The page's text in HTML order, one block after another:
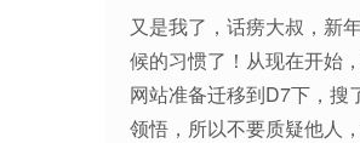
又是我了，话痨大叔，新
候的习惯了！从现在开始
网站准备迁移到D7下，搜
领悟，所以不要质疑他人